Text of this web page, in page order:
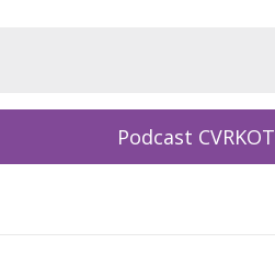
Podcast CVRKOT